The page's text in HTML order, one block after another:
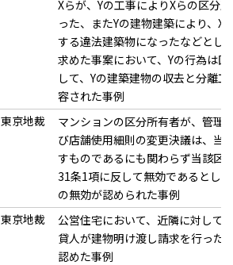
Xらが、Yの工事によりXらの区分
った、またYの建物建築により、
する違法建築物になったなどとし
求めた事案において、Yの行為は
して、Yの建築建物の収去と分離
容された事例
東京地裁
マンションの区分所有者が、管理
び店舗使用細則の変更決議は、当
すものであるにも関わらず当該区
31条1項に反して無効であるとし
の無効が認められた事例
東京地裁
公営住宅において、近隣に対して
貸人が建物明け渡し請求を行った
認めた事例